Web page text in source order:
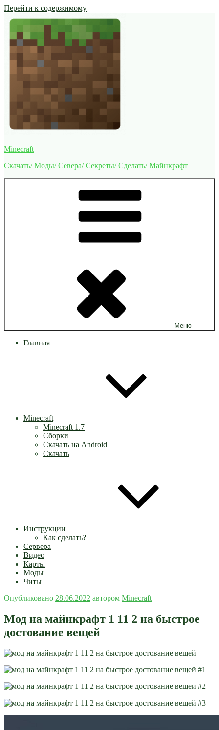
Перейти к содержимому
Minecraft
Скачать/ Моды/ Севера/ Секреты/ Сделать/ Майнкрафт
Меню
Главная
Minecraft
Minecraft 1.7
Сборки
Скачать на Android
Скачать
Инструкции
Как сделать?
Сервера
Видео
Карты
Моды
Читы
Опубликовано 28.06.2022 автором Minecraft
Мод на майнкрафт 1 11 2 на быстрое
достование вещей